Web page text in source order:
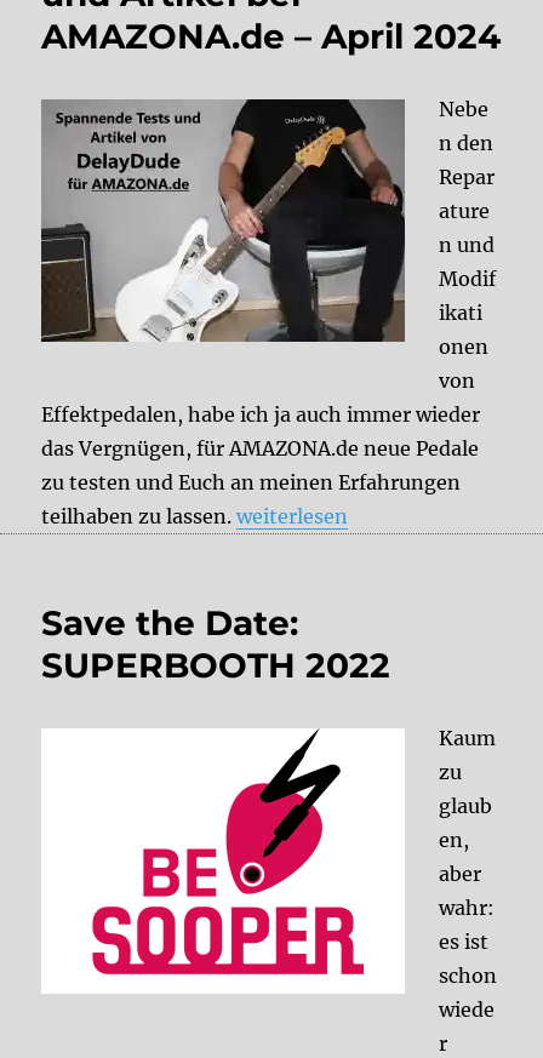
AMAZONA.de – April 2024
Nebe
n den
Repar
ature
n und
Modif
ikati
onen
von
Effektpedalen, habe ich ja auch immer wieder
das Vergnügen, für AMAZONA.de neue Pedale
zu testen und Euch an meinen Erfahrungen
teilhaben zu lassen.„Aktuelle DelayDude-Tests
weiterlesen
Save the Date:
SUPERBOOTH 2022
Kaum
zu
glaub
en,
aber
wahr:
es ist
schon
wiede
r